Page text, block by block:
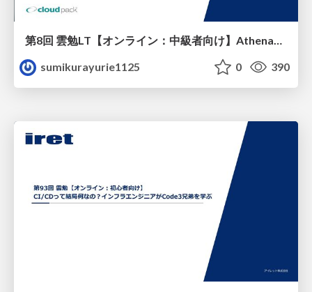
第8回 雲勉LT【オンライン：中級者向け】AthenaでS3上のデータとDynamoDBのデータを結合する
sumikurayurie1125
0 390